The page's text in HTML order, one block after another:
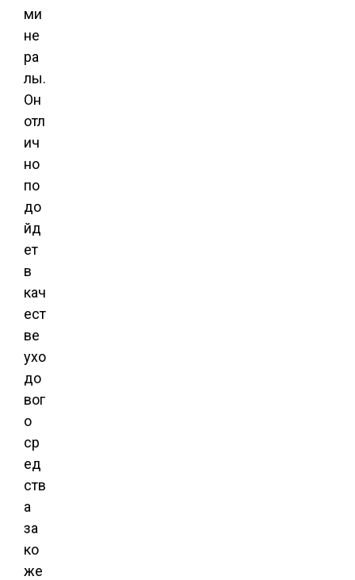
ми
не
ра
лы.
Он
отл
ич
но
по
до
йд
ет
в
кач
ест
ве
ухо
до
вог
о
ср
ед
ств
а
за
ко
же